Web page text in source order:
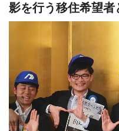
影を行う移住希望